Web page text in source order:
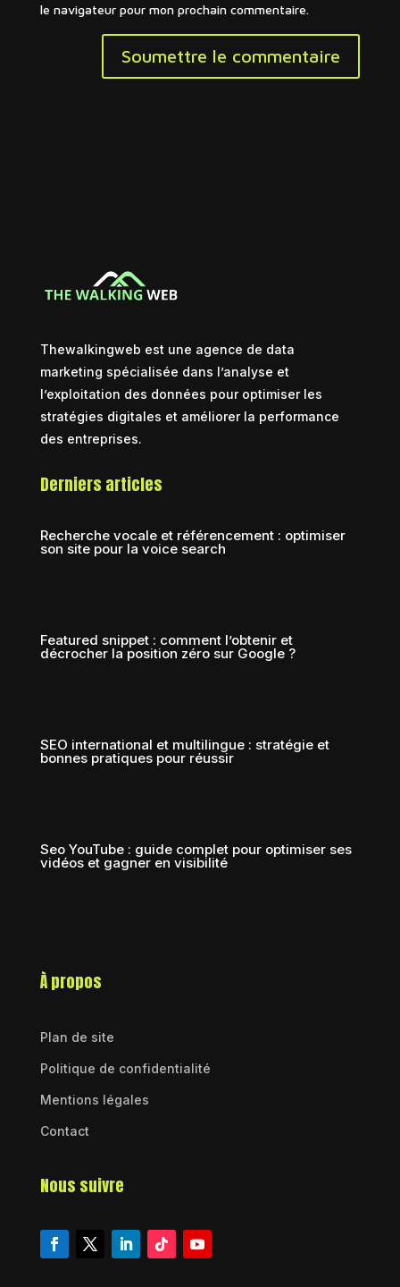
le navigateur pour mon prochain commentaire.
Soumettre le commentaire
Thewalkingweb est une agence de data
marketing spécialisée dans l’analyse et
l’exploitation des données pour optimiser les
stratégies digitales et améliorer la performance
des entreprises.
Derniers articles
Recherche vocale et référencement : optimiser
son site pour la voice search
Featured snippet : comment l’obtenir et
décrocher la position zéro sur Google ?
SEO international et multilingue : stratégie et
bonnes pratiques pour réussir
Seo YouTube : guide complet pour optimiser ses
vidéos et gagner en visibilité
À propos
Plan de site
Politique de confidentialité
Mentions légales
Contact
Nous suivre